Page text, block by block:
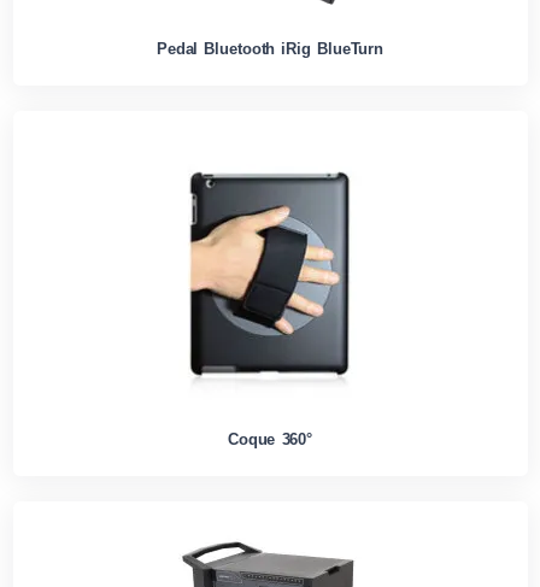
Pedal Bluetooth iRig BlueTurn
Coque 360°